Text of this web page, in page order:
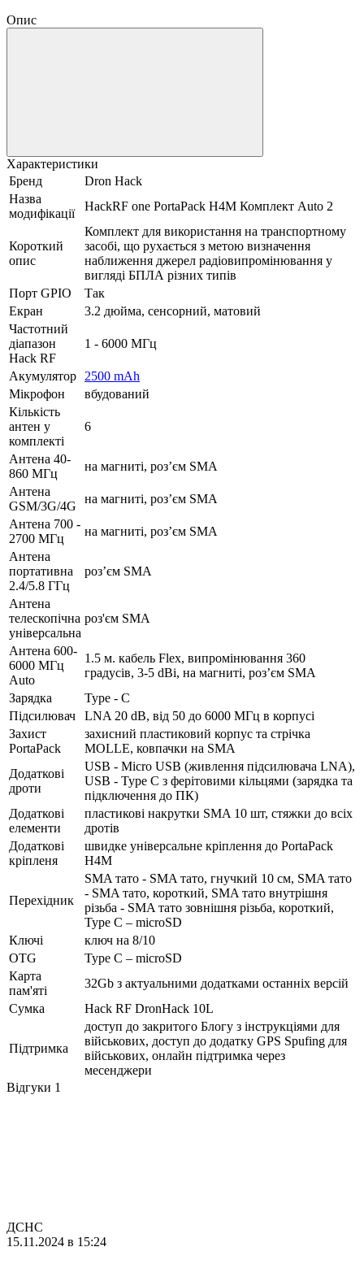
Опис
Характеристики
Бренд
Dron Hack
Назва
модифікації
HackRF one PortaPack H4M Комплект Auto 2
Короткий
опис
Комплект для використання на транспортному
засобі, що рухається з метою визначення
наближення джерел радіовипромінювання у
вигляді БПЛА різних типів
Порт GPIO
Так
Екран
3.2 дюйма, сенсорний, матовий
Частотний
діапазон
Hack RF
1 - 6000 МГц
Акумулятор
2500 mAh
Мікрофон
вбудований
Кількість
антен у
комплекті
6
Антена 40-
860 МГц
на магниті, роз’єм SMA
Антена
GSM/3G/4G
на магниті, роз’єм SMA
Антена 700 -
2700 МГц
на магниті, роз’єм SMA
Антена
портативна
2.4/5.8 ГГц
роз’єм SMA
Антена
телескопічна
універсальна
роз'єм SMA
Антена 600-
6000 МГц
Auto
1.5 м. кабель Flex, випромінювання 360
градусів, 3-5 dBi, на магниті, роз’єм SMA
Зарядка
Type - C
Підсилювач
LNA 20 dB, від 50 до 6000 МГц в корпусі
Захист
PortaPack
захисний пластиковий корпус та стрічка
MOLLE, ковпачки на SMA
Додаткові
дроти
USB - Micro USB (живлення підсилювача LNA),
USB - Type C з ферітовими кільцями (зарядка та
підключення до ПК)
Додаткові
елементи
пластикові накрутки SMA 10 шт, стяжки до всіх
дротів
Додаткові
кріпленя
швидке універсальне кріплення до PortaPack
H4M
Перехідник
SMA тато - SMA тато, гнучкий 10 см, SMA тато
- SMA тато, короткий, SMA тато внутрішня
різьба - SMA тато зовнішня різьба, короткий,
Type C – microSD
Ключі
ключ на 8/10
OTG
Type C – microSD
Карта
пам'яті
32Gb з актуальними додатками останніх версій
Сумка
Hack RF DronHack 10L
Підтримка
доступ до закритого Блогу з інструкціями для
військових, доступ до додатку GPS Spufing для
військових, онлайн підтримка через
месенджери
Відгуки 1
ДСНС
15.11.2024 в 15:24